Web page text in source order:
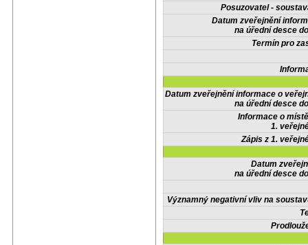
Posuzovatel -
Datum zveřejnění
na úřední desce
Termín pro
Datum zveřejnění informace o
na úřední desce
Informace o
1.
Zápis z 1.
Datum
na úřední desce
Významný negativní vliv na